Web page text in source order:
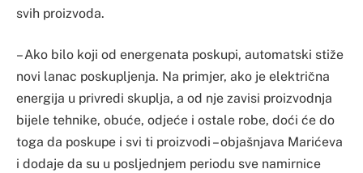
svih proizvoda.
– Ako bilo koji od energenata poskupi, automatski stiže
novi lanac poskupljenja. Na primjer, ako je električna
energija u privredi skuplja, a od nje zavisi proizvodnja
bijele tehnike, obuće, odjeće i ostale robe, doći će do
toga da poskupe i svi ti proizvodi – objašnjava Marićeva
i dodaje da su u posljednjem periodu sve namirnice